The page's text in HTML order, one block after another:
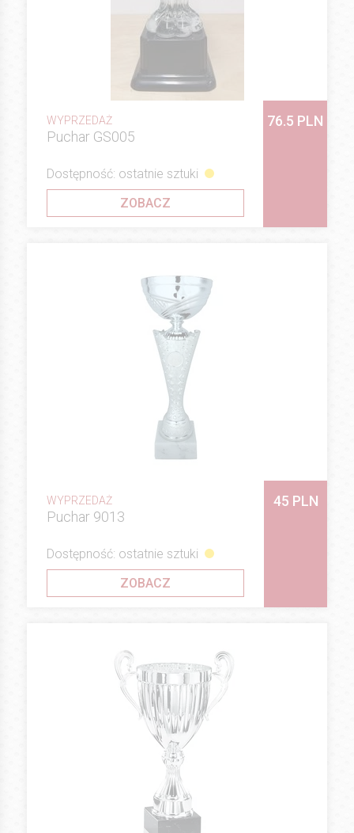
WYPRZEDAŻ
Puchar GS005
76.5 PLN
Dostępność: ostatnie sztuki
ZOBACZ
WYPRZEDAŻ
Puchar 9013
45 PLN
Dostępność: ostatnie sztuki
ZOBACZ